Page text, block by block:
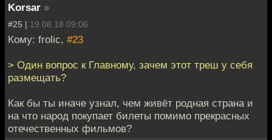
Korsar »
#25 | 19.08.18 09:06
Кому: frolic, #23
> Один вопрос к Главному, зачем этот треш у себя
размещать?
Как бы ты иначе узнал, чем живёт родная страна и
на что народ покупает билеты помимо прекрасных
отечественных фильмов?